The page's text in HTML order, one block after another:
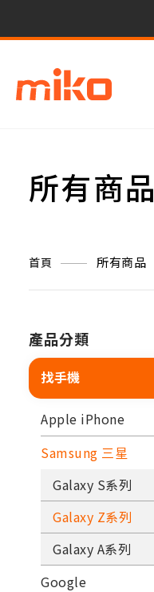
所有商品
首頁 所有商品
產品分類
找手機
Apple iPhone
Samsung 三星
Galaxy S系列
Galaxy Z系列
Galaxy A系列
Google